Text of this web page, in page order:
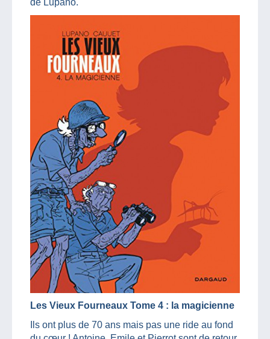
Les Vieux Fourneaux Tome 4 : la magicienne
Ils ont plus de 70 ans mais pas une ride au fond